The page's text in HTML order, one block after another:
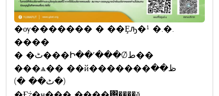
�ѹ������� � ��Ȩԡ�¹ �.�.
����
� �ٹ���Ի��ʹ���Ǿط��
���ѧ�� ��й�������ظ��
(�ٹ�� �)